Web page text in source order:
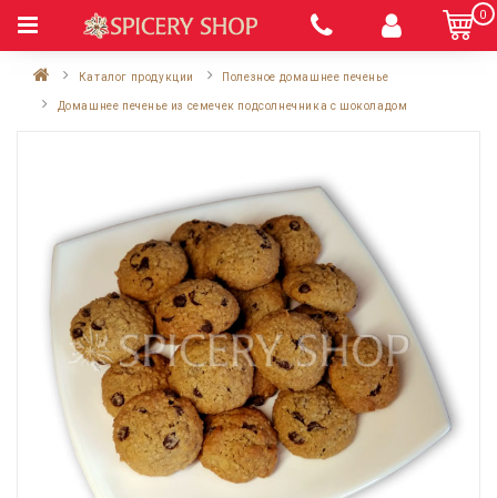
0
Каталог продукции Полезное домашнее печенье
Домашнее печенье из семечек подсолнечника с шоколадом